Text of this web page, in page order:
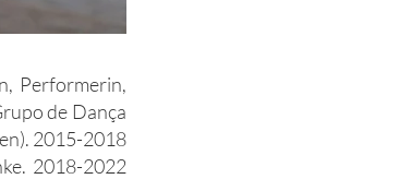
Performerin,
de Dança
2015-2018
2018-2022